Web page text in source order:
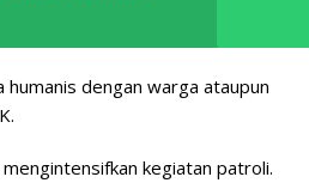
dengan warga ataupun
kegiatan patroli.